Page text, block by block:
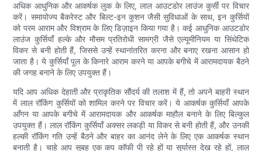
अधिक आधुनिक और आकर्षक लुक के लिए, लाल आउटडोर लाउंज कुर्सी पर विचार
करें। समायोज्य बैकरेस्ट और बिल्ट-इन कुशन जैसी सुविधाओं के साथ, इन कुर्सियों
को परम आराम और विश्राम के लिए डिज़ाइन किया गया है। कई आधुनिक आउटडोर
लाउंज कुर्सियाँ हल्के और मौसम प्रतिरोधी सामग्री जैसे एल्यूमीनियम या सिंथेटिक
विकर से बनी होती हैं, जिससे उन्हें स्थानांतरित करना और बनाए रखना आसान हो
जाता है। ये कुर्सियाँ पूल के किनारे आराम करने या आपके बगीचे में आरामदायक बैठने
की जगह बनाने के लिए उपयुक्त हैं।
यदि आप अधिक देहाती और प्राकृतिक सौंदर्य की तलाश में हैं, तो अपने बाहरी स्थान
में लाल रॉकिंग कुर्सियों को शामिल करने पर विचार करें। ये आकर्षक कुर्सियाँ आपके
आँगन या आपके बगीचे में आरामदायक और आकर्षक माहौल बनाने के लिए बिल्कुल
उपयुक्त हैं। लाल रॉकिंग कुर्सियाँ अक्सर लकड़ी या विकर से बनी होती हैं, और उनकी
हल्की रॉकिंग गति उन्हें बैठने और बाहर का आनंद लेने के लिए एक आकर्षक स्थान
बनाती है। चाहे आप सुबह एक कप कॉफी पी रहे हों या सूर्यास्त देख रहे हों, लाल